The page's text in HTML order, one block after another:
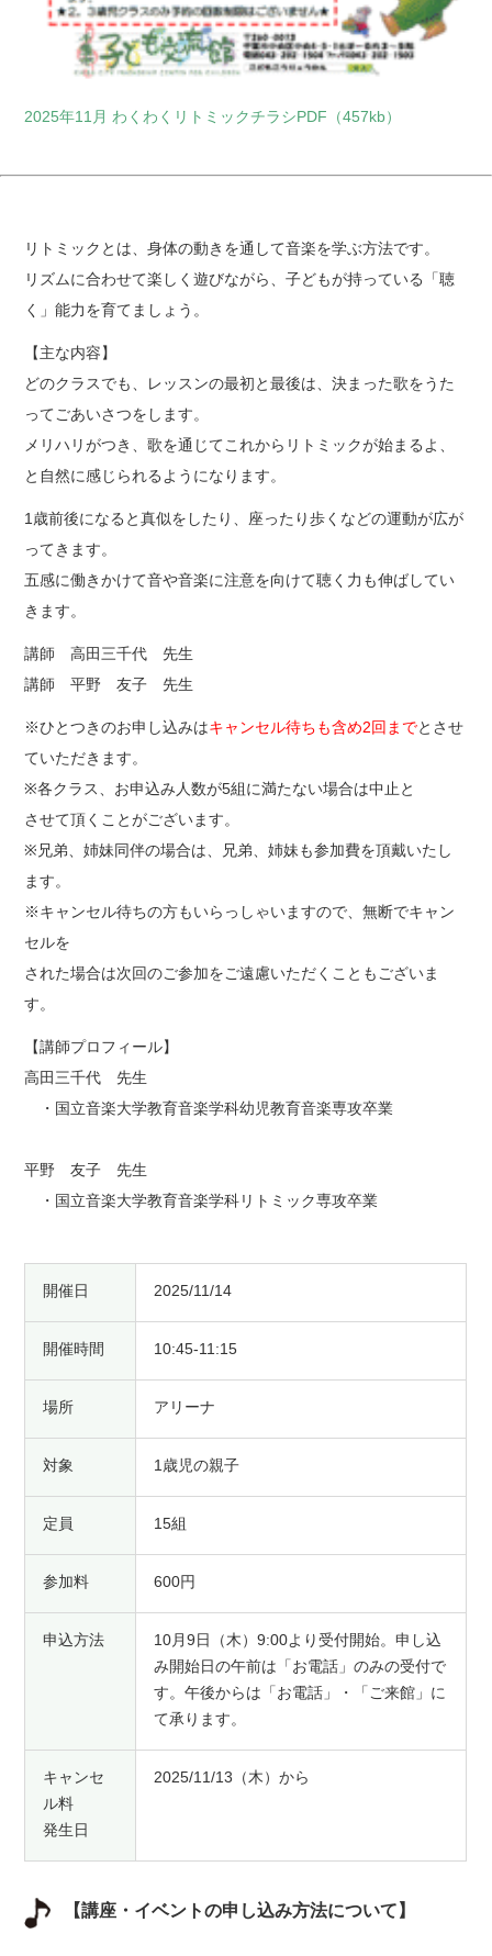
2025年11月 わくわくリトミックチラシPDF（457kb）
リトミックとは、身体の動きを通して音楽を学ぶ方法です。
リズムに合わせて楽しく遊びながら、子どもが持っている「聴
く」能力を育てましょう。
【主な内容】
どのクラスでも、レッスンの最初と最後は、決まった歌をうた
ってごあいさつをします。
メリハリがつき、歌を通じてこれからリトミックが始まるよ、
と自然に感じられるようになります。
1歳前後になると真似をしたり、座ったり歩くなどの運動が広が
ってきます。
五感に働きかけて音や音楽に注意を向けて聴く力も伸ばしてい
きます。
講師 高田三千代 先生
講師 平野 友子 先生
※ひとつきのお申し込みはキャンセル待ちも含め2回までとさせ
ていただきます。
※各クラス、お申込み人数が5組に満たない場合は中止と
させて頂くことがございます。
※兄弟、姉妹同伴の場合は、兄弟、姉妹も参加費を頂戴いたし
ます。
※キャンセル待ちの方もいらっしゃいますので、無断でキャン
セルを
された場合は次回のご参加をご遠慮いただくこともございま
す。
【講師プロフィール】
高田三千代 先生
・国立音楽大学教育音楽学科幼児教育音楽専攻卒業
平野 友子 先生
・国立音楽大学教育音楽学科リトミック専攻卒業
開催日 2025/11/14
開催時間 10:45-11:15
場所 アリーナ
対象 1歳児の親子
定員 15組
参加料 600円
申込方法
10月9日（木）9:00より受付開始。申し込
み開始日の午前は「お電話」のみの受付で
す。午後からは「お電話」・「ご来館」に
て承ります。
キャンセ
ル料
発生日
2025/11/13（木）から
【講座・イベントの申し込み方法について】